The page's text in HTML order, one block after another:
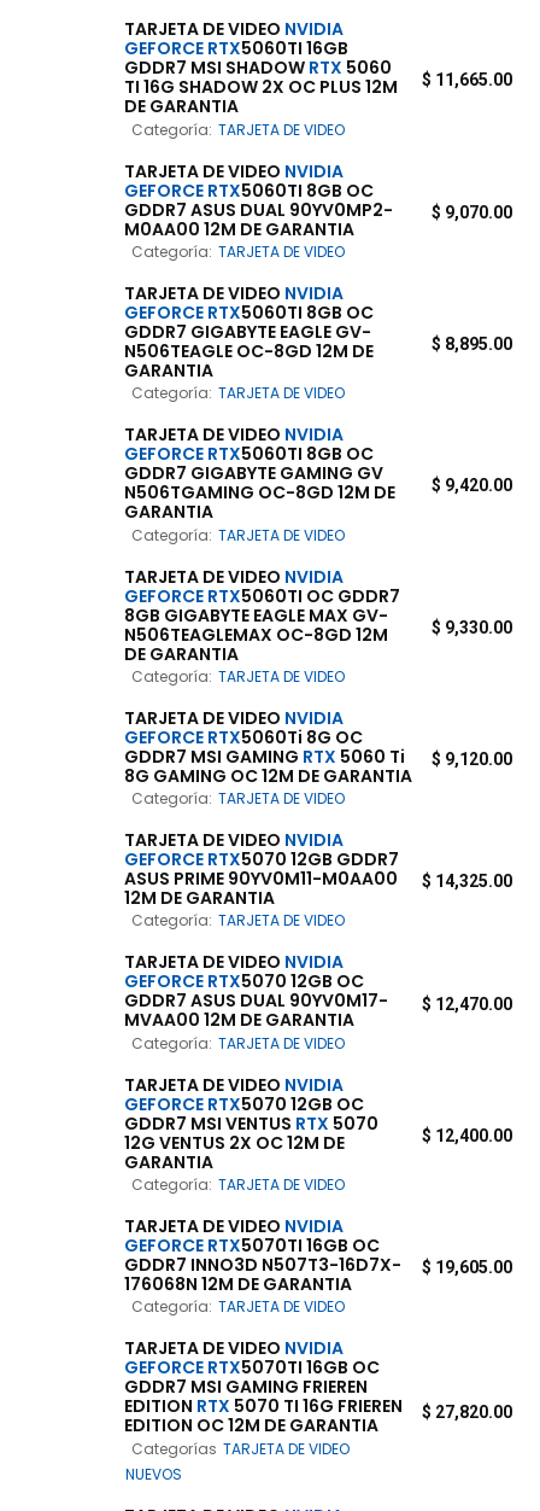
TARJETA DE VIDEO NVIDIA
GEFORCE RTX5060TI 16GB
GDDR7 MSI SHADOW RTX 5060
TI 16G SHADOW 2X OC PLUS 12M
DE GARANTIA
Categoría: TARJETA DE VIDEO
$ 11,665.00
TARJETA DE VIDEO NVIDIA
GEFORCE RTX5060TI 8GB OC
GDDR7 ASUS DUAL 90YV0MP2-
M0AA00 12M DE GARANTIA
Categoría: TARJETA DE VIDEO
$ 9,070.00
TARJETA DE VIDEO NVIDIA
GEFORCE RTX5060TI 8GB OC
GDDR7 GIGABYTE EAGLE GV-
N506TEAGLE OC-8GD 12M DE
GARANTIA
Categoría: TARJETA DE VIDEO
$ 8,895.00
TARJETA DE VIDEO NVIDIA
GEFORCE RTX5060TI 8GB OC
GDDR7 GIGABYTE GAMING GV
N506TGAMING OC-8GD 12M DE
GARANTIA
Categoría: TARJETA DE VIDEO
$ 9,420.00
TARJETA DE VIDEO NVIDIA
GEFORCE RTX5060TI OC GDDR7
8GB GIGABYTE EAGLE MAX GV-
N506TEAGLEMAX OC-8GD 12M
DE GARANTIA
Categoría: TARJETA DE VIDEO
$ 9,330.00
TARJETA DE VIDEO NVIDIA
GEFORCE RTX5060Ti 8G OC
GDDR7 MSI GAMING RTX 5060 Ti
8G GAMING OC 12M DE GARANTIA
Categoría: TARJETA DE VIDEO
$ 9,120.00
TARJETA DE VIDEO NVIDIA
GEFORCE RTX5070 12GB GDDR7
ASUS PRIME 90YV0M11-M0AA00
12M DE GARANTIA
Categoría: TARJETA DE VIDEO
$ 14,325.00
TARJETA DE VIDEO NVIDIA
GEFORCE RTX5070 12GB OC
GDDR7 ASUS DUAL 90YV0M17-
MVAA00 12M DE GARANTIA
Categoría: TARJETA DE VIDEO
$ 12,470.00
TARJETA DE VIDEO NVIDIA
GEFORCE RTX5070 12GB OC
GDDR7 MSI VENTUS RTX 5070
12G VENTUS 2X OC 12M DE
GARANTIA
Categoría: TARJETA DE VIDEO
$ 12,400.00
TARJETA DE VIDEO NVIDIA
GEFORCE RTX5070TI 16GB OC
GDDR7 INNO3D N507T3-16D7X-
176068N 12M DE GARANTIA
Categoría: TARJETA DE VIDEO
$ 19,605.00
TARJETA DE VIDEO NVIDIA
GEFORCE RTX5070TI 16GB OC
GDDR7 MSI GAMING FRIEREN
EDITION RTX 5070 TI 16G FRIEREN
EDITION OC 12M DE GARANTIA
Categorías TARJETA DE VIDEO
NUEVOS
$ 27,820.00